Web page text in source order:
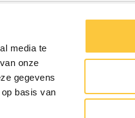
media te
onze
gegevens
basis van